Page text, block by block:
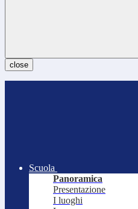
close
Scuola
Panoramica
Presentazione
I luoghi